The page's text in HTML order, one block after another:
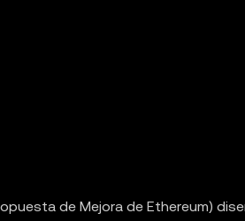
la
de Mejora de Ethereum)